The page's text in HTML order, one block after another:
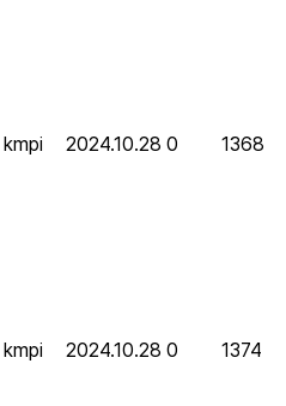
kmpi 2024.10.28 0 1368
kmpi 2024.10.28 0 1374